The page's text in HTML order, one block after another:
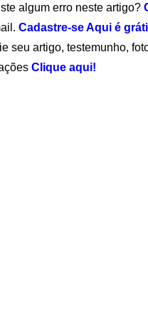
algum erro neste artigo?
Cadastre-se Aqui é
seu artigo, testemunho,
Clique aqui!